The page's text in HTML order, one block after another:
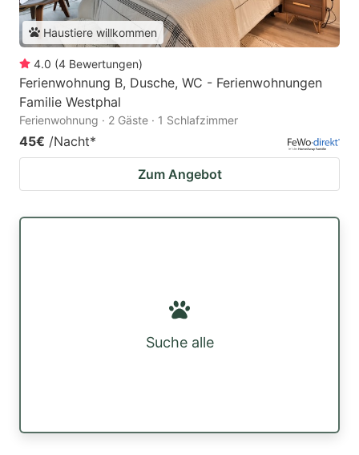
Haustiere willkommen
4.0 (4 Bewertungen)
Ferienwohnung B, Dusche, WC - Ferienwohnungen
Familie Westphal
Ferienwohnung · 2 Gäste · 1 Schlafzimmer
45€ /Nacht*
Zum Angebot
Suche alle